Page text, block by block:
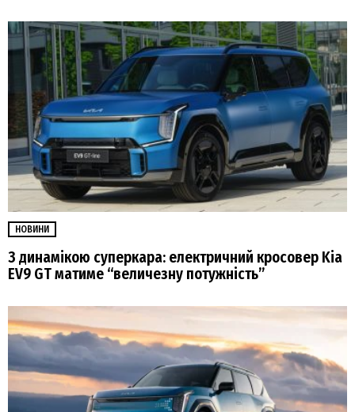
НОВИНИ
З динамікою суперкара: електричний кросовер Kia
EV9 GT матиме “величезну потужність”